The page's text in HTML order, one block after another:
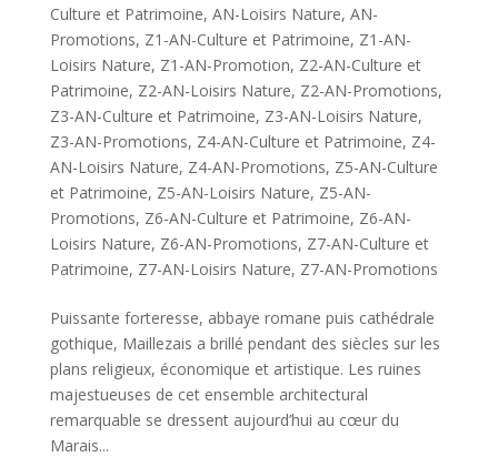
Culture et Patrimoine, AN-Loisirs Nature, AN-
Promotions, Z1-AN-Culture et Patrimoine, Z1-AN-
Loisirs Nature, Z1-AN-Promotion, Z2-AN-Culture et
Patrimoine, Z2-AN-Loisirs Nature, Z2-AN-Promotions,
Z3-AN-Culture et Patrimoine, Z3-AN-Loisirs Nature,
Z3-AN-Promotions, Z4-AN-Culture et Patrimoine, Z4-
AN-Loisirs Nature, Z4-AN-Promotions, Z5-AN-Culture
et Patrimoine, Z5-AN-Loisirs Nature, Z5-AN-
Promotions, Z6-AN-Culture et Patrimoine, Z6-AN-
Loisirs Nature, Z6-AN-Promotions, Z7-AN-Culture et
Patrimoine, Z7-AN-Loisirs Nature, Z7-AN-Promotions
Puissante forteresse, abbaye romane puis cathédrale
gothique, Maillezais a brillé pendant des siècles sur les
plans religieux, économique et artistique. Les ruines
majestueuses de cet ensemble architectural
remarquable se dressent aujourd’hui au cœur du
Marais...